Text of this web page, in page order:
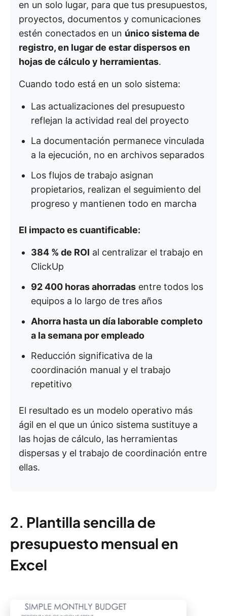
en un solo lugar, para que tus presupuestos,
proyectos, documentos y comunicaciones
estén conectados en un único sistema de
registro, en lugar de estar dispersos en
hojas de cálculo y herramientas.
Cuando todo está en un solo sistema:
Las actualizaciones del presupuesto
reflejan la actividad real del proyecto
La documentación permanece vinculada
a la ejecución, no en archivos separados
Los flujos de trabajo asignan
propietarios, realizan el seguimiento del
progreso y mantienen todo en marcha
El impacto es cuantificable:
384 % de ROI al centralizar el trabajo en
ClickUp
92 400 horas ahorradas entre todos los
equipos a lo largo de tres años
Ahorra hasta un día laborable completo
a la semana por empleado
Reducción significativa de la
coordinación manual y el trabajo
repetitivo
El resultado es un modelo operativo más
ágil en el que un único sistema sustituye a
las hojas de cálculo, las herramientas
dispersas y el trabajo de coordinación entre
ellas.
2. Plantilla sencilla de
presupuesto mensual en
Excel